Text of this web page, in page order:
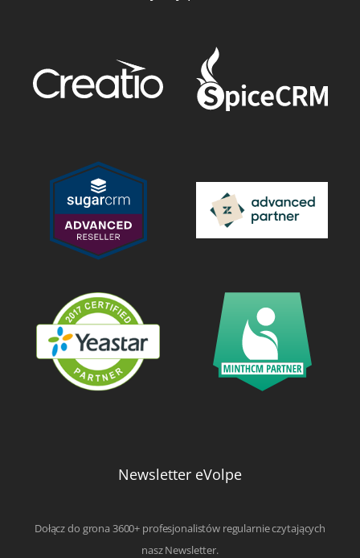
Newsletter eVolpe
Dołącz do grona 3600+ profesjonalistów regularnie czytających
nasz Newsletter.